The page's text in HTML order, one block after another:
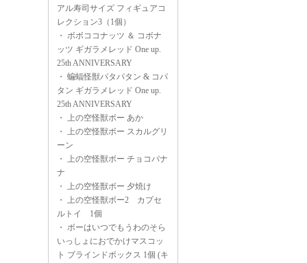
アル寿司サイズ フィギュアコ
レクション3（1個）
・ ボボココナッツ ＆ コボナ
ッツ ギガラメレッド One up.
25th ANNIVERSARY
・ 蝙蝠怪獣パタパタン & コパ
タン ギガラメレッド One up.
25th ANNIVERSARY
・ 上の空怪獣ボー あか
・ 上の空怪獣ボー スカルグリ
ーン
・ 上の空怪獣ボー チョコバナ
ナ
・ 上の空怪獣ボー 夕焼け
・ 上の空怪獣ボー2 カプセ
ルトイ 1個
・ ボーはいつでもうわのそら
いっしょにおでかけマスコッ
ト ブラインドボックス 1個 (キ